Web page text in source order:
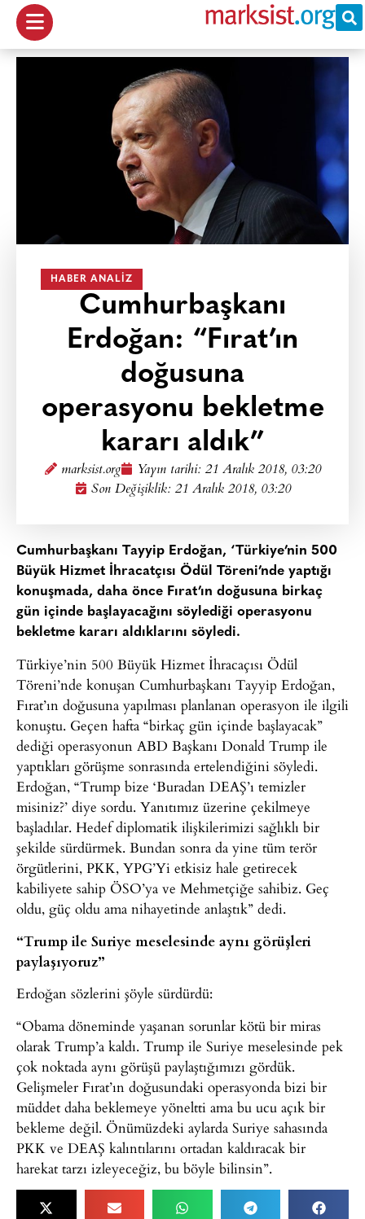
HABER ANALIZ
Cumhurbaşkanı
Erdoğan: “Fırat’ın
doğusuna
operasyonu bekletme
kararı aldık”
marksist.org Yayın tarihi: 21 Aralık 2018, 03:20
Son Değişiklik: 21 Aralık 2018, 03:20
Cumhurbaşkanı Tayyip Erdoğan, ‘Türkiye’nin 500
Büyük Hizmet İhracatçısı Ödül Töreni’nde yaptığı
konuşmada, daha önce Fırat’ın doğusuna birkaç
gün içinde başlayacağını söylediği operasyonu
bekletme kararı aldıklarını söyledi.
Türkiye’nin 500 Büyük Hizmet İhracaçısı Ödül
Töreni’nde konuşan Cumhurbaşkanı Tayyip Erdoğan,
Fırat’ın doğusuna yapılması planlanan operasyon ile ilgili
konuştu. Geçen hafta “birkaç gün içinde başlayacak”
dediği operasyonun ABD Başkanı Donald Trump ile
yaptıkları görüşme sonrasında ertelendiğini söyledi.
Erdoğan, “Trump bize ‘Buradan DEAŞ’ı temizler
misiniz?’ diye sordu. Yanıtımız üzerine çekilmeye
başladılar. Hedef diplomatik ilişkilerimizi sağlıklı bir
şekilde sürdürmek. Bundan sonra da yine tüm terör
örgütlerini, PKK, YPG’Yi etkisiz hale getirecek
kabiliyete sahip ÖSO’ya ve Mehmetçiğe sahibiz. Geç
oldu, güç oldu ama nihayetinde anlaştık” dedi.
“Trump ile Suriye meselesinde aynı görüşleri
paylaşıyoruz”
Erdoğan sözlerini şöyle sürdürdü:
“Obama döneminde yaşanan sorunlar kötü bir miras
olarak Trump’a kaldı. Trump ile Suriye meselesinde pek
çok noktada aynı görüşü paylaştığımızı gördük.
Gelişmeler Fırat’ın doğusundaki operasyonda bizi bir
müddet daha beklemeye yöneltti ama bu ucu açık bir
bekleme değil. Önümüzdeki aylarda Suriye sahasında
PKK ve DEAŞ kalıntılarını ortadan kaldıracak bir
harekat tarzı izleyeceğiz, bu böyle bilinsin”.